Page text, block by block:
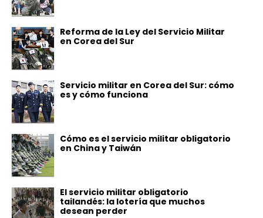
Reforma de la Ley del Servicio Militar
en Corea del Sur
Servicio militar en Corea del Sur: cómo
es y cómo funciona
Cómo es el servicio militar obligatorio
en China y Taiwán
El servicio militar obligatorio
tailandés: la lotería que muchos
desean perder